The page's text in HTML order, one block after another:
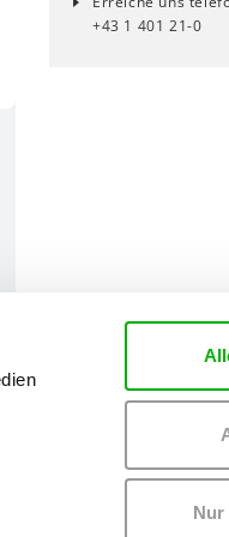
Nur
+43 1 401 21-0